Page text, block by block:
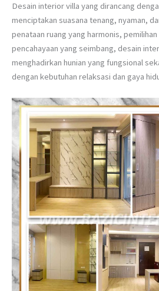
Desain interior villa yang dirancang
menciptakan suasana tenang, nyaman,
penataan ruang yang harmonis,
pencahayaan yang seimbang, desain
menghadirkan hunian yang fungsional
dengan kebutuhan relaksasi dan gaya